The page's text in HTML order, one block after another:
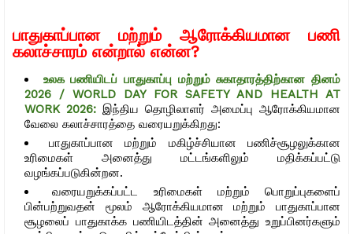
பாதுகாப்பான மற்றும் ஆரோக்கியமான பணி
கலாச்சாரம் என்றால் என்ன?
உலக பணியிடப் பாதுகாப்பு மற்றும் சுகாதாரத்திற்கான தினம்
2026 / WORLD DAY FOR SAFETY AND HEALTH AT
WORK 2026: இந்திய தொழிலாளர் அமைப்பு ஆரோக்கியமான
வேலை கலாச்சாரத்தை வரையறுக்கிறது:
பாதுகாப்பான மற்றும் மகிழ்ச்சியான பணிச்சூழலுக்கான
உரிமைகள் அனைத்து மட்டங்களிலும் மதிக்கப்பட்டு
வழங்கப்படுகின்றன.
வரையறுக்கப்பட்ட உரிமைகள் மற்றும் பொறுப்புகளைப்
பின்பற்றுவதன் மூலம் ஆரோக்கியமான மற்றும் பாதுகாப்பான
சூழலைப் பாதுகாக்க பணியிடத்தின் அனைத்து உறுப்பினர்களும்